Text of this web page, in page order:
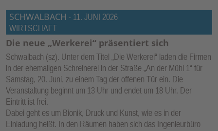
SCHWALBACH - 11. JUNI 2026
WIRTSCHAFT
Die neue „Werkerei“ präsentiert sich
Schwalbach (sz). Unter dem Titel „Die Werkerei“ laden die Firmen
in der ehemaligen Schreinerei in der Straße „An der Mühl 1“ für
Samstag, 20. Juni, zu einem Tag der offenen Tür ein. Die
Veranstaltung beginnt um 13 Uhr und endet um 18 Uhr. Der
Eintritt ist frei.
Dabei geht es um Bionik, Druck und Kunst, wie es in der
Einladung heißt. In den Räumen haben sich das Ingenieurbüro